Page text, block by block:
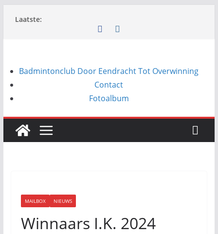
naar
Laatste:
Badmintonclub Door Eendracht Tot Overwinning
Contact
Fotoalbum
MAILBOX NIEUWS
Winnaars I.K. 2024